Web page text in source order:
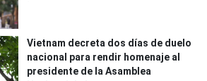
Vietnam decreta dos días de duelo
nacional para rendir homenaje al
presidente de la Asamblea